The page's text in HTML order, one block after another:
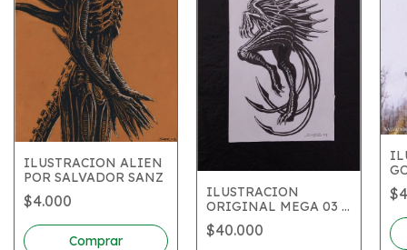
ILUSTRACION ALIEN
POR SALVADOR SANZ
$4.000
Comprar
ILUSTRACION
ORIGINAL MEGA 03 -
SALVADOR SANZ
$40.000